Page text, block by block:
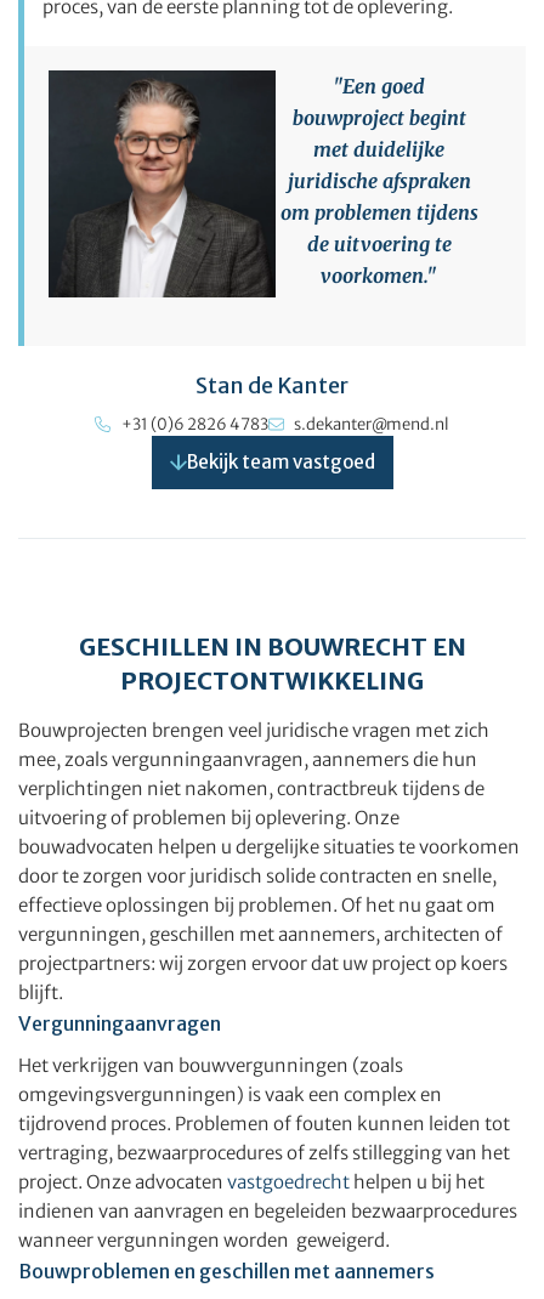
proces, van de eerste planning tot de oplevering.
"Een goed
bouwproject begint
met duidelijke
juridische afspraken
om problemen tijdens
de uitvoering te
voorkomen."
Stan de Kanter
+31 (0)6 2826 4783 s.dekanter@mend.nl
Bekijk team vastgoed
GESCHILLEN IN BOUWRECHT EN
PROJECTONTWIKKELING
Bouwprojecten brengen veel juridische vragen met zich
mee, zoals vergunningaanvragen, aannemers die hun
verplichtingen niet nakomen, contractbreuk tijdens de
uitvoering of problemen bij oplevering. Onze
bouwadvocaten helpen u dergelijke situaties te voorkomen
door te zorgen voor juridisch solide contracten en snelle,
effectieve oplossingen bij problemen. Of het nu gaat om
vergunningen, geschillen met aannemers, architecten of
projectpartners: wij zorgen ervoor dat uw project op koers
blijft.
Vergunningaanvragen
Het verkrijgen van bouwvergunningen (zoals
omgevingsvergunningen) is vaak een complex en
tijdrovend proces. Problemen of fouten kunnen leiden tot
vertraging, bezwaarprocedures of zelfs stillegging van het
project. Onze advocaten vastgoedrecht helpen u bij het
indienen van aanvragen en begeleiden bezwaarprocedures
wanneer vergunningen worden geweigerd.
Bouwproblemen en geschillen met aannemers